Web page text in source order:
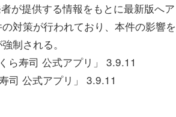
が提供する情報をもとに最新版へ
対策が行われており、本件の影響
制される。
ら寿司 公式アプリ」 3.9.11
司 公式アプリ」 3.9.11